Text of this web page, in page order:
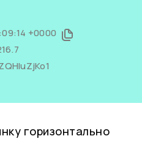
+0000
горизонтально